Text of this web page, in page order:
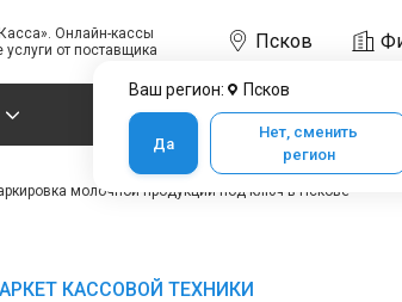
Онлайн-кассы
от поставщика
Псков
Ваш регион: Псков
Да
Нет, сменить
регион
Услуги
молочной продукции под ключ в Пскове
КАССОВОЙ ТЕХНИКИ